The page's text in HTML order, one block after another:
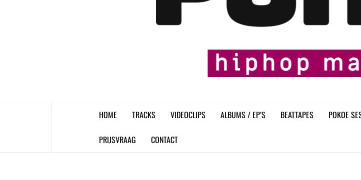
HOME TRACKS VIDEOCLIPS ALBUMS / EP’S BEATTAPES POKOE
PRIJSVRAAG CONTACT